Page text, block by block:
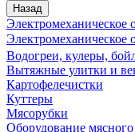
Назад
Электромеханическое
Электромеханическое
Водогреи, кулеры,
Вытяжные улитки и
Картофелечистки
Куттеры
Мясорубки
Оборудование мясного